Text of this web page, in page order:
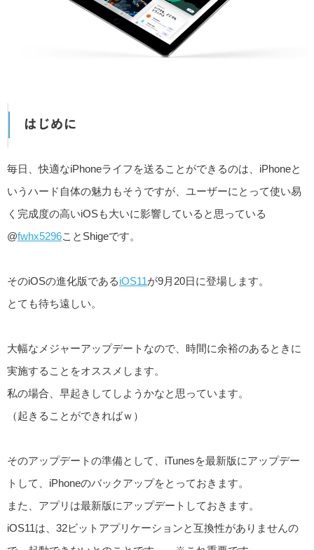
毎日、快適なiPhoneライフを送ることができるのは、iPhoneと
いうハード自体の魅力もそうですが、ユーザーにとって使い易
く完成度の高いiOSも大いに影響していると思っている
@fwhx5296ことShigeです。
そのiOSの進化版であるiOS11が9月20日に登場します。
とても待ち遠しい。
大幅なメジャーアップデートなので、時間に余裕のあるときに
実施することをオススメします。
私の場合、早起きしてしようかなと思っています。
（起きることができればｗ）
そのアップデートの準備として、iTunesを最新版にアップデー
トして、iPhoneのバックアップをとっておきます。
また、アプリは最新版にアップデートしておきます。
iOS11は、32ビットアプリケーションと互換性がありませんの